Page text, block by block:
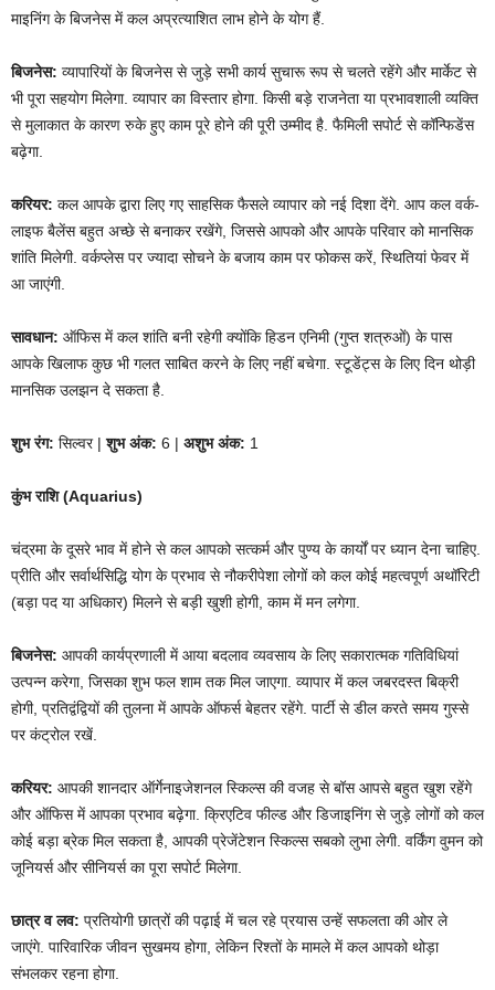
माइनिंग के बिजनेस में कल अप्रत्याशित लाभ होने के योग हैं.
बिजनेस: व्यापारियों के बिजनेस से जुड़े सभी कार्य सुचारू रूप से चलते रहेंगे और मार्केट से
भी पूरा सहयोग मिलेगा. व्यापार का विस्तार होगा. किसी बड़े राजनेता या प्रभावशाली व्यक्ति
से मुलाकात के कारण रुके हुए काम पूरे होने की पूरी उम्मीद है. फैमिली सपोर्ट से कॉन्फिडेंस
बढ़ेगा.
करियर: कल आपके द्वारा लिए गए साहसिक फैसले व्यापार को नई दिशा देंगे. आप कल वर्क-
लाइफ बैलेंस बहुत अच्छे से बनाकर रखेंगे, जिससे आपको और आपके परिवार को मानसिक
शांति मिलेगी. वर्कप्लेस पर ज्यादा सोचने के बजाय काम पर फोकस करें, स्थितियां फेवर में
आ जाएंगी.
सावधान: ऑफिस में कल शांति बनी रहेगी क्योंकि हिडन एनिमी (गुप्त शत्रुओं) के पास
आपके खिलाफ कुछ भी गलत साबित करने के लिए नहीं बचेगा. स्टूडेंट्स के लिए दिन थोड़ी
मानसिक उलझन दे सकता है.
शुभ रंग: सिल्वर |शुभ अंक: 6 | अशुभ अंक: 1
कुंभ राशि (Aquarius)
चंद्रमा के दूसरे भाव में होने से कल आपको सत्कर्म और पुण्य के कार्यों पर ध्यान देना चाहिए.
प्रीति और सर्वार्थसिद्धि योग के प्रभाव से नौकरीपेशा लोगों को कल कोई महत्वपूर्ण अथॉरिटी
(बड़ा पद या अधिकार) मिलने से बड़ी खुशी होगी, काम में मन लगेगा.
बिजनेस: आपकी कार्यप्रणाली में आया बदलाव व्यवसाय के लिए सकारात्मक गतिविधियां
उत्पन्न करेगा, जिसका शुभ फल शाम तक मिल जाएगा. व्यापार में कल जबरदस्त बिक्री
होगी, प्रतिद्वंद्वियों की तुलना में आपके ऑफर्स बेहतर रहेंगे. पार्टी से डील करते समय गुस्से
पर कंट्रोल रखें.
करियर: आपकी शानदार ऑर्गेनाइजेशनल स्किल्स की वजह से बॉस आपसे बहुत खुश रहेंगे
और ऑफिस में आपका प्रभाव बढ़ेगा. क्रिएटिव फील्ड और डिजाइनिंग से जुड़े लोगों को कल
कोई बड़ा ब्रेक मिल सकता है, आपकी प्रेजेंटेशन स्किल्स सबको लुभा लेगी. वर्किंग वुमन को
जूनियर्स और सीनियर्स का पूरा सपोर्ट मिलेगा.
छात्र व लव: प्रतियोगी छात्रों की पढ़ाई में चल रहे प्रयास उन्हें सफलता की ओर ले
जाएंगे. पारिवारिक जीवन सुखमय होगा, लेकिन रिश्तों के मामले में कल आपको थोड़ा
संभलकर रहना होगा.